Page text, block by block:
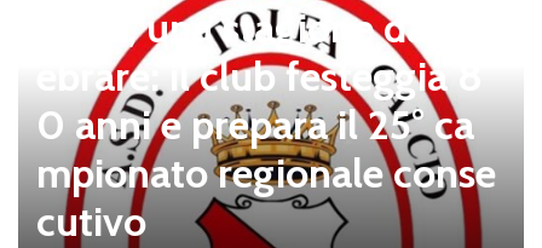
Tolfa, una stagione da cel
ebrare: il club festeggia 8
0 anni e prepara il 25° ca
mpionato regionale conse
cutivo